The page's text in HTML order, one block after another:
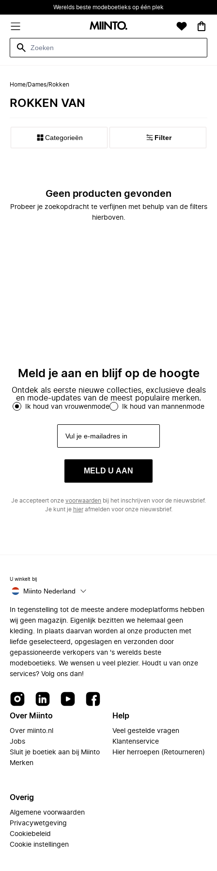
Werelds beste modeboetieks op één plek
Home/Dames/Rokken
ROKKEN VAN
Categorieën Filter
Geen producten gevonden
Probeer je zoekopdracht te verfijnen met behulp van de filters
hierboven.
Meld je aan en blijf op de hoogte
Ontdek als eerste nieuwe collecties, exclusieve deals
en mode-updates van de meest populaire merken.
Ik houd van vrouwenmode Ik houd van mannenmode
MELD U AAN
Je accepteert onze voorwaarden bij het inschrijven voor de nieuwsbrief.
Je kunt je hierafmelden voor onze nieuwsbrief.
U winkelt bij
Miinto Nederland
In tegenstelling tot de meeste andere modeplatforms hebben
wij geen magazijn. Eigenlijk bezitten we helemaal geen
kleding. In plaats daarvan worden al onze producten met
liefde geselecteerd, opgeslagen en verzonden door
gepassioneerde verkopers van 's werelds beste
modeboetieks. We wensen u veel plezier. Houdt u van onze
services? Volg ons dan!
Over Miinto
Over miinto.nl
Jobs
Sluit je boetiek aan bij Miinto
Merken
Help
Veel gestelde vragen
Klantenservice
Hier herroepen (Retourneren)
Overig
Algemene voorwaarden
Privacywetgeving
Cookiebeleid
Cookie instellingen